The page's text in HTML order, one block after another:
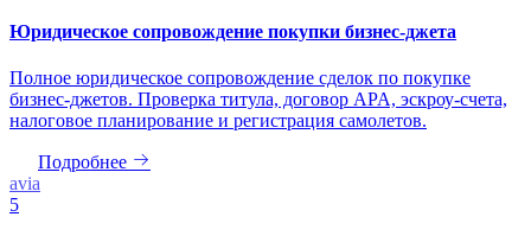
Юридическое сопровождение покупки бизнес-джета
Полное юридическое сопровождение сделок по покупке
бизнес-джетов. Проверка титула, договор APA, эскроу-счета,
налоговое планирование и регистрация самолетов.
Подробнее
avia
5